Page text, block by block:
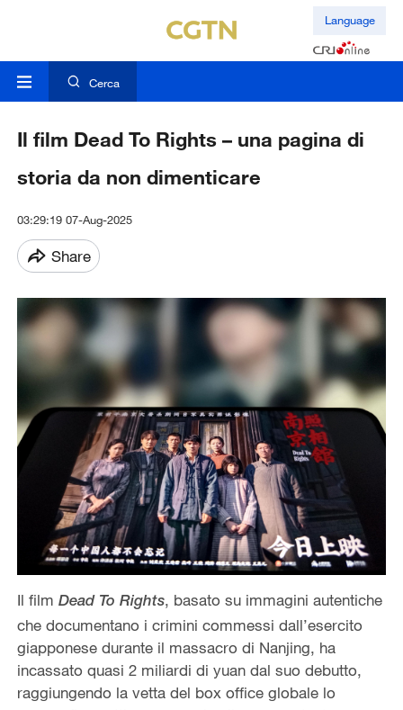
Language
Cerca
Il film Dead To Rights – una pagina di
storia da non dimenticare
03:29:19 07-Aug-2025
Share
Il film Dead To Rights, basato su immagini autentiche
che documentano i crimini commessi dall’esercito
giapponese durante il massacro di Nanjing, ha
incassato quasi 2 miliardi di yuan dal suo debutto,
raggiungendo la vetta del box office globale lo